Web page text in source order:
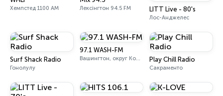
Хемпстед 1100 AM Лексінгтон 94.5 FM LITT Live - 80's
Лос-Анджелес
Surf Shack Radio
Гонолулу
97.1 WASH-FM
Вашингтон, округ Колумбія 97.1 FM Play Chill Radio
Сакраменто